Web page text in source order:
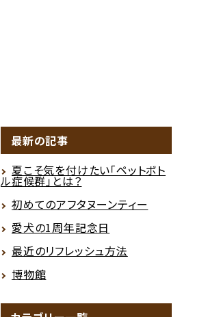
最新の記事
夏こそ気を付けたい「ペットボト
ル症候群」とは？
初めてのアフタヌーンティー
愛犬の1周年記念日
最近のリフレッシュ方法
博物館